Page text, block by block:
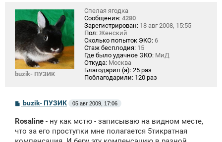
buzik- ПУЗИК
Спелая ягодка
Сообщения: 4280
Зарегистрирован: 18 авг 2008, 15:55
Пол: Женский
Сколько попыток ЭКО: 6
Стаж бесплодия: 15
Где было удачное ЭКО: МиД
Откуда: Москва
Благодарил (а): 25 раз
Поблагодарили: 120 раз
С
б
щ
buzik- ПУЗИК 05 авг 2009, 17:06
Rosaline - ну как мcтю - записываю на видном месте,
что за его проступки мне полагается 5тикратная